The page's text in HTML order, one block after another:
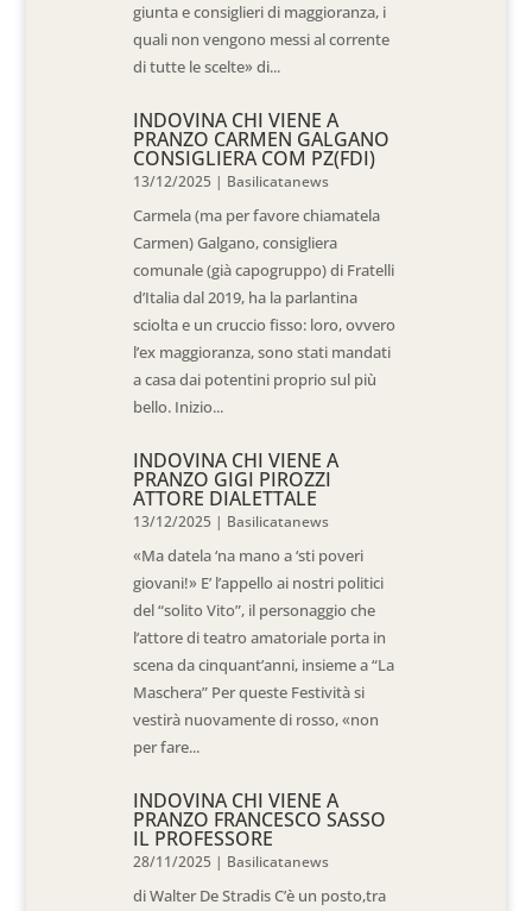
giunta e consiglieri di maggioranza, i
quali non vengono messi al corrente
di tutte le scelte» di...
INDOVINA CHI VIENE A
PRANZO CARMEN GALGANO
CONSIGLIERA COM PZ(FDI)
13/12/2025 | Basilicatanews
Carmela (ma per favore chiamatela
Carmen) Galgano, consigliera
comunale (già capogruppo) di Fratelli
d’Italia dal 2019, ha la parlantina
sciolta e un cruccio fisso: loro, ovvero
l’ex maggioranza, sono stati mandati
a casa dai potentini proprio sul più
bello. Inizio...
INDOVINA CHI VIENE A
PRANZO GIGI PIROZZI
ATTORE DIALETTALE
13/12/2025 | Basilicatanews
«Ma datela ‘na mano a ‘sti poveri
giovani!» E’ l’appello ai nostri politici
del “solito Vito”, il personaggio che
l’attore di teatro amatoriale porta in
scena da cinquant’anni, insieme a “La
Maschera” Per queste Festività si
vestirà nuovamente di rosso, «non
per fare...
INDOVINA CHI VIENE A
PRANZO FRANCESCO SASSO
IL PROFESSORE
28/11/2025 | Basilicatanews
di Walter De Stradis C’è un posto,tra